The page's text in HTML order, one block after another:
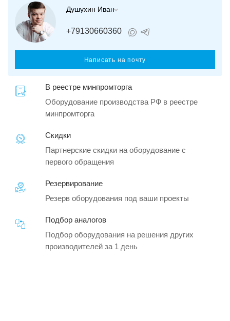
Душухин Иван
+79130660360
Написать на почту
В реестре минпромторга
Оборудование производства РФ в реестре
минпромторга
Скидки
Партнерские скидки на оборудование с
первого обращения
Резервирование
Резерв оборудования под ваши проекты
Подбор аналогов
Подбор оборудования на решения других
производителей за 1 день